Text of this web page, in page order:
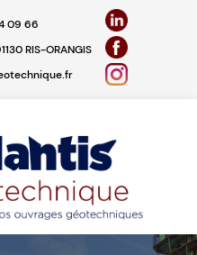
09 66
RIS-ORANGIS